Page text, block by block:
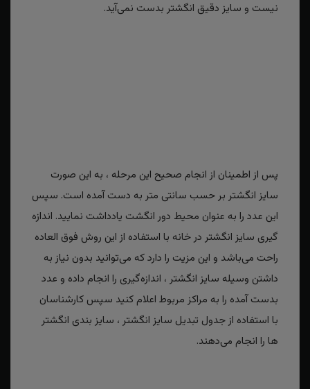
نیست و سایز دقیق انگشتر بدست نمی‌آید.
پس از اطمینان از انجام صحیح این مرحله ، به این صورت
سایز انگشتر بر حسب سانتی متر به دست آمده است. سپس
این عدد را به عنوان محیط دور انگشت یادداشت نمایید. اندازه
گیری سایز انگشتر در خانه با استفاده از این روش فوق العاده
راحت می‌باشد و این مزیت را دارد که می‌توانید بدون نیاز به
داشتن وسیله سایز انگشتر ، اندازه‌گیری را انجام داده و عدد
بدست آمده را به مراکز مربوط اعلام کنید سپس کارشناسان
با استفاده از جدول تبدیل سایز انگشتر ، سایز بندی انگشتر
ها را انجام می‌دهند.